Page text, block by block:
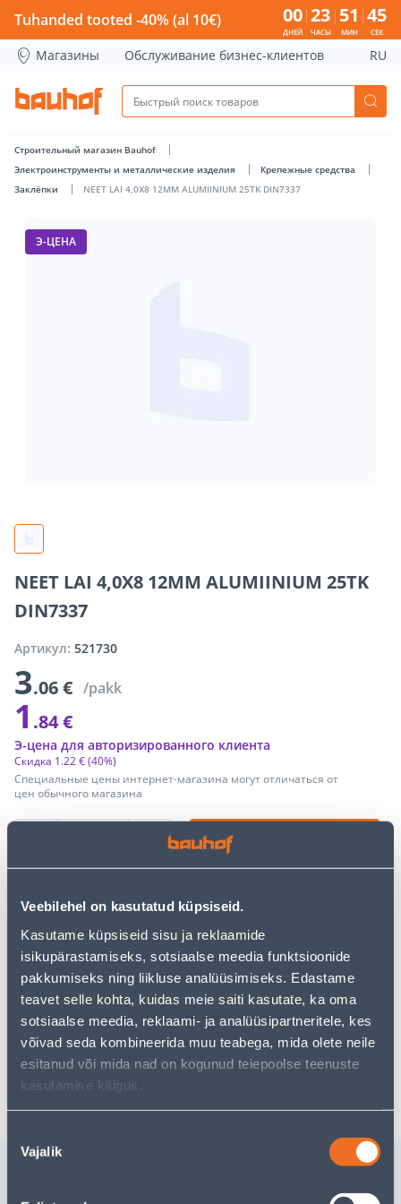
Veebilehel on kasutatud küpsiseid.
Kasutame küpsiseid sisu ja reklaamide
isikupärastamiseks, sotsiaalse meedia funktsioonide
pakkumiseks ning liikluse analüüsimiseks. Edastame
teavet selle kohta, kuidas meie saiti kasutate, ka oma
sotsiaalse meedia, reklaami- ja analüüsipartneritele, kes
võivad seda kombineerida muu teabega, mida olete neile
esitanud või mida nad on kogunud teiepoolse teenuste
kasutamise käigus.
valik
Vajalik
NEET LAI 4,0X8 12MM ALUMIINIUM 25TK DIN7337 - Bauhof
Tuhanded tooted -40% (al 10€) 00
ДНЕЙ
23
ЧАСЫ
51
МИН
44
СЕК
Магазины Обслуживание бизнес-клиентов RU
Строительный магазин Bauhof
Электроинструменты и металлические изделия
Крепежные средства
Заклёпки
NEET LAI 4,0X8 12MM ALUMIINIUM 25TK DIN7337
Э-ЦЕНА
NEET LAI 4,0X8 12MM ALUMIINIUM 25TK
DIN7337
Артикул: 521730
3.06 € /pakk
1 .84 €
Специальные цены интернет-магазина могут отличаться от
цен обычного магазина
Скидка 1.22 €(40%)
Э-цена для авторизированного клиента
ДОБАВИТЬ В КОРЗИНУ
Посмотреть наличие
Предполагаемая доставка 3,69 € от 2-5 tööpäeva
Посылочный автомат от 2,29 € с 2-5 tööpäeva
Забрать в магазине, с 10.08.2026
Похожие продукты